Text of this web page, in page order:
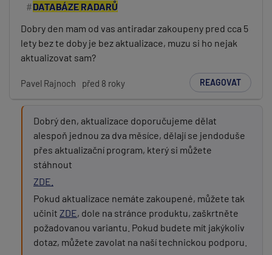
DATABÁZE RADARŮ
Dobry den mam od vas antiradar zakoupeny pred cca 5
lety bez te doby je bez aktualizace, muzu si ho nejak
aktualizovat sam?
Pavel Rajnoch před 8 roky REAGOVAT
Dobrý den, aktualizace doporučujeme dělat
alespoň jednou za dva měsíce, dělají se jendoduše
přes aktualizační program, který si můžete
stáhnout
ZDE.
Pokud aktualizace nemáte zakoupené, můžete tak
učinit ZDE, dole na stránce produktu, zaškrtněte
požadovanou variantu. Pokud budete mít jakýkoliv
dotaz, můžete zavolat na naší technickou podporu.